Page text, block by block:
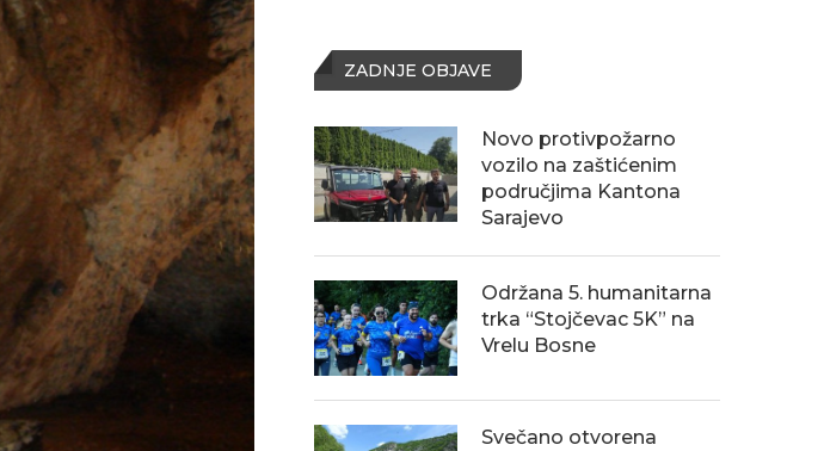
ZADNJE OBJAVE
Novo protivpožarno
vozilo na zaštićenim
područjima Kantona
Sarajevo
Održana 5. humanitarna
trka “Stojčevac 5K” na
Vrelu Bosne
Svečano otvorena